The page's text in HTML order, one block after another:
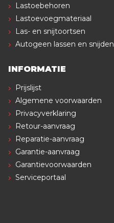
Lastoebehoren
Lastoevoegmateriaal
Las- en snijtoortsen
Autogeen lassen en snijden
INFORMATIE
Prijslijst
Algemene voorwaarden
Privacyverklaring
Retour-aanvraag
Reparatie-aanvraag
Garantie-aanvraag
Garantievoorwaarden
Serviceportaal